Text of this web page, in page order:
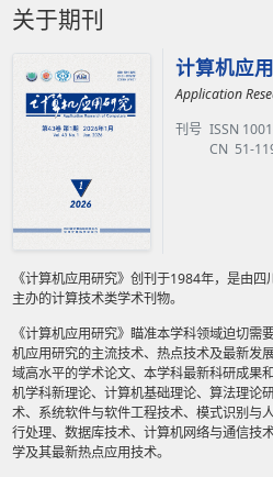
关于期刊
计算机应
Application
刊号 ISSN
CN 51-
《计算机应用研究》创刊于1984年，是由
主办的计算技术类学术刊物。
《计算机应用研究》瞄准本学科领域迫切需
机应用研究的主流技术、热点技术及最新发
域高水平的学术论文、本学科最新科研成果
机学科新理论、计算机基础理论、算法理论
术、系统软件与软件工程技术、模式识别与
行处理、数据库技术、计算机网络与通信技
学及其最新热点应用技术。